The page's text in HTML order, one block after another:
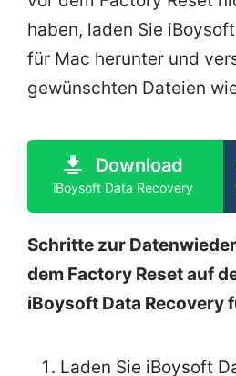
haben, laden Sie
für Mac herunter und
gewünschten Dateien
Download
iBoysoft Data Recovery
Schritte zur
dem Factory Reset auf
iBoysoft Data Recovery
Laden Sie iBoysoft